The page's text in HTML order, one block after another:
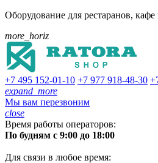
Оборудование для рестаранов, кафе
more_horiz
+7 495 152-01-10 +7 977 918-48-30
expand_more
Мы вам перезвоним
close
Время работы операторов:
По будням с 9:00 до 18:00
Для связи в любое время: